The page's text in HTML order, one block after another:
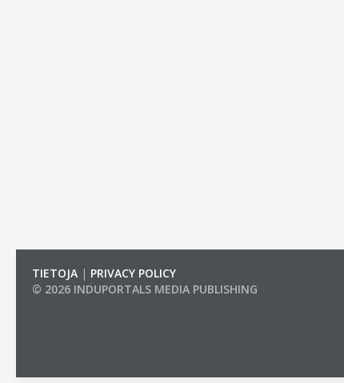
TIETOJA | PRIVACY POLICY
© 2026 INDUPORTALS MEDIA PUBLISHING